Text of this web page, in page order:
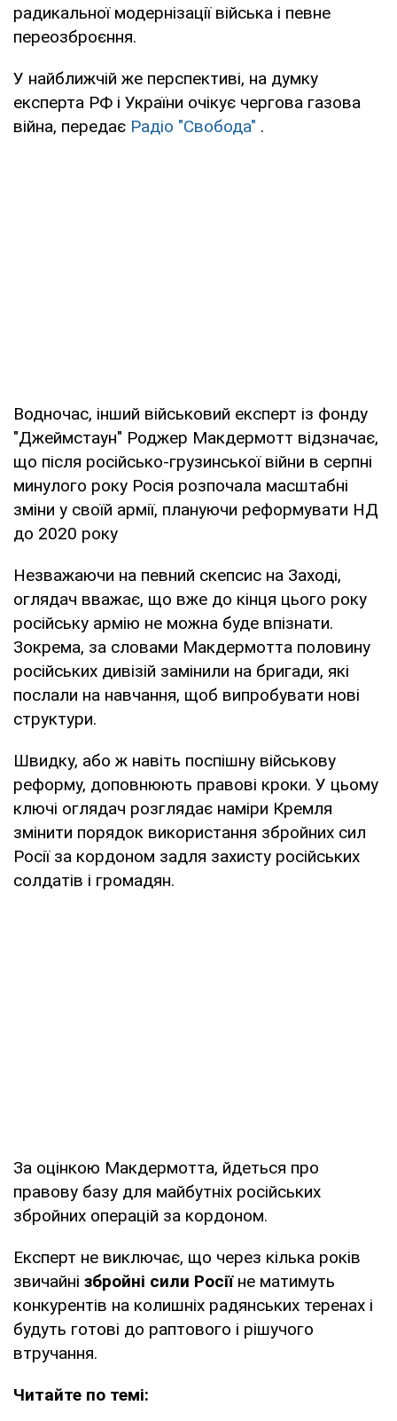
радикальної модернізації війська і певне
переозброєння.
У найближчій же перспективі, на думку
експерта РФ і України очікує чергова газова
війна, передає Радіо "Свобода" .
Водночас, інший військовий експерт із фонду
"Джеймстаун" Роджер Макдермотт відзначає,
що після російсько-грузинської війни в серпні
минулого року Росія розпочала масштабні
зміни у своїй армії, плануючи реформувати НД
до 2020 року
Незважаючи на певний скепсис на Заході,
оглядач вважає, що вже до кінця цього року
російську армію не можна буде впізнати.
Зокрема, за словами Макдермотта половину
російських дивізій замінили на бригади, які
послали на навчання, щоб випробувати нові
структури.
Швидку, або ж навіть поспішну військову
реформу, доповнюють правові кроки. У цьому
ключі оглядач розглядає наміри Кремля
змінити порядок використання збройних сил
Росії за кордоном задля захисту російських
солдатів і громадян.
За оцінкою Макдермотта, йдеться про
правову базу для майбутніх російських
збройних операцій за кордоном.
Експерт не виключає, що через кілька років
звичайні збройні сили Росіїне матимуть
конкурентів на колишніх радянських теренах і
будуть готові до раптового і рішучого
втручання.
Читайте по темі: